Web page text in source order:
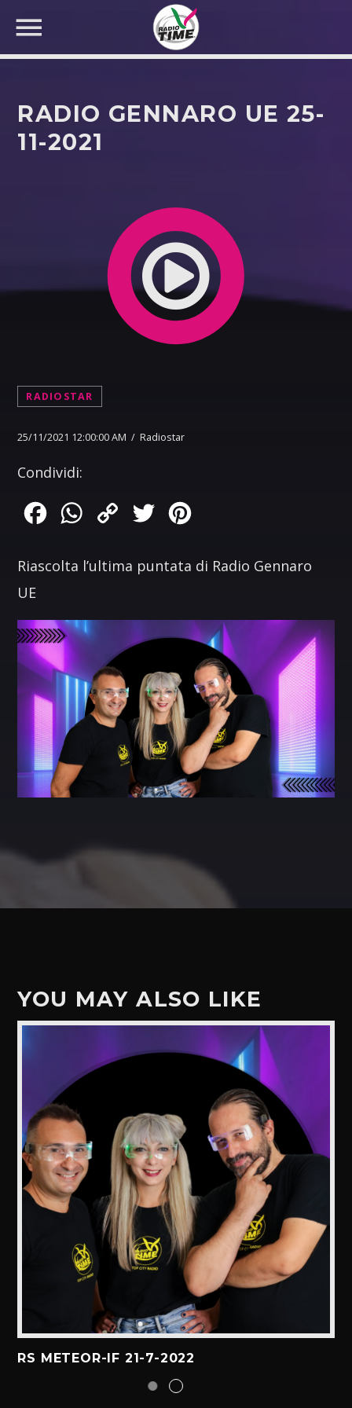
RADIO GENNARO UE 25-
11-2021
RADIOSTAR
25/11/2021 12:00:00 AM / Radiostar
Condividi:
FacebookWhatsApp
Copy
Twitter
Riascolta l’ultima puntata di Radio Gennaro
UE
YOU MAY ALSO LIKE
RS METEOR-IF 21-7-2022